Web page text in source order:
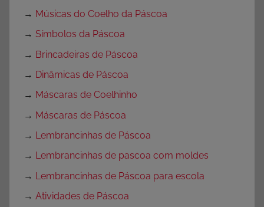
→ Músicas do Coelho da Páscoa
→ Símbolos da Páscoa
→ Brincadeiras de Páscoa
→ Dinâmicas de Páscoa
→ Máscaras de Coelhinho
→ Máscaras de Páscoa
→ Lembrancinhas de Páscoa
→ Lembrancinhas de pascoa com moldes
→ Lembrancinhas de Páscoa para escola
→ Atividades de Páscoa